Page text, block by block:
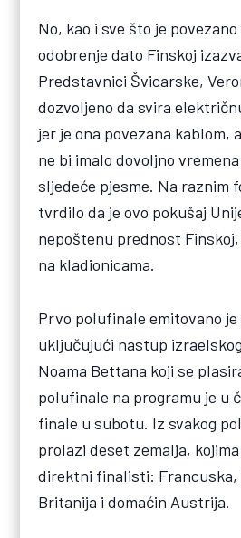
No, kao i sve što je
odobrenje dato Finskoj
Predstavnici Švicarske,
dozvoljeno da svira
jer je ona povezana kablom,
ne bi imalo dovoljno
sljedeće pjesme. Na raznim
tvrdilo da je ovo pokušaj
nepoštenu prednost
na kladionicama.
Prvo polufinale emitovano
uključujući nastup
Noama Bettana koji se
polufinale na programu je u
finale u subotu. Iz svakog
prolazi deset zemalja,
direktni finalisti: Francuska,
Britanija i domaćin Austrija.